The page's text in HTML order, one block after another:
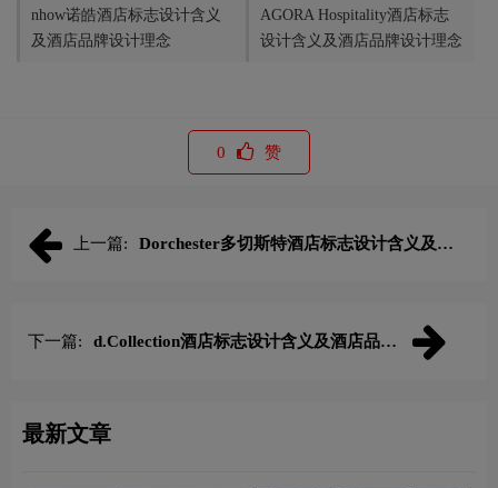
nhow诺皓酒店标志设计含义
及酒店品牌设计理念
AGORA Hospitality酒店标志
设计含义及酒店品牌设计理念
0 赞
上一篇:
Dorchester多切斯特酒店标志设计含义及酒
下一篇:
d.Collection酒店标志设计含义及酒店品牌
最新文章